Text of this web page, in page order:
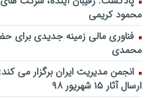
محمود کریمی
فناوری مالی زمینه جدیدی برای
محمدی
انجمن مدیریت ایران برگزار می
ارسال آثار ۱۵ شهریور ۹۸